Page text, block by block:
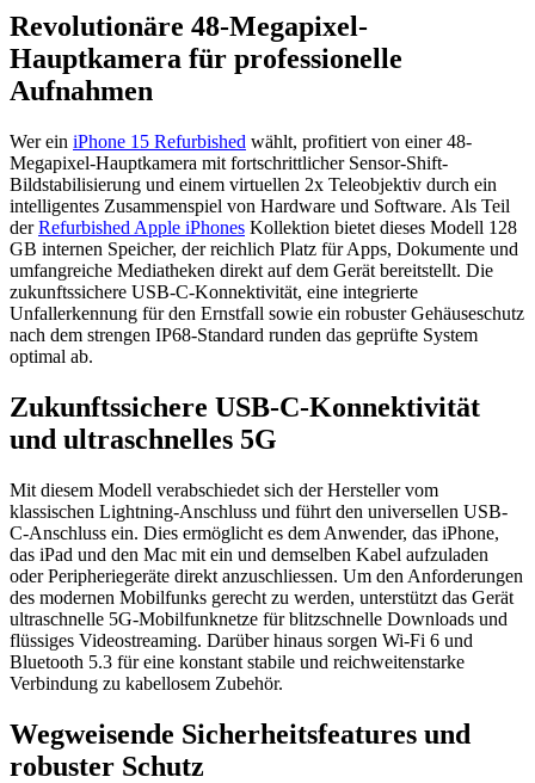
Revolutionäre 48-Megapixel-
Hauptkamera für professionelle
Aufnahmen
Wer ein iPhone 15 Refurbished wählt, profitiert von einer 48-
Megapixel-Hauptkamera mit fortschrittlicher Sensor-Shift-
Bildstabilisierung und einem virtuellen 2x Teleobjektiv durch ein
intelligentes Zusammenspiel von Hardware und Software. Als Teil
derRefurbished Apple iPhones Kollektion bietet dieses Modell 128
GB internen Speicher, der reichlich Platz für Apps, Dokumente und
umfangreiche Mediatheken direkt auf dem Gerät bereitstellt. Die
zukunftssichere USB-C-Konnektivität, eine integrierte
Unfallerkennung für den Ernstfall sowie ein robuster Gehäuseschutz
nach dem strengen IP68-Standard runden das geprüfte System
optimal ab.
Zukunftssichere USB-C-Konnektivität
und ultraschnelles 5G
Mit diesem Modell verabschiedet sich der Hersteller vom
klassischen Lightning-Anschluss und führt den universellen USB-
C-Anschluss ein. Dies ermöglicht es dem Anwender, das iPhone,
das iPad und den Mac mit ein und demselben Kabel aufzuladen
oder Peripheriegeräte direkt anzuschliessen. Um den Anforderungen
des modernen Mobilfunks gerecht zu werden, unterstützt das Gerät
ultraschnelle 5G-Mobilfunknetze für blitzschnelle Downloads und
flüssiges Videostreaming. Darüber hinaus sorgen Wi-Fi 6 und
Bluetooth 5.3 für eine konstant stabile und reichweitenstarke
Verbindung zu kabellosem Zubehör.
Wegweisende Sicherheitsfeatures und
robuster Schutz